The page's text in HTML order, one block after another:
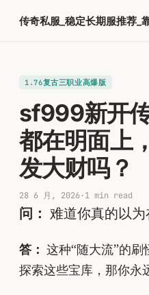
传奇私服_稳定长期服推荐_
1.76复古三职业高爆版
sf999新开
都在明面上
发大财吗？
28 6 月, 2026·1 min read
问： 难道你真的以
答： 这种“随大流”的
探索这些宝库，那你永